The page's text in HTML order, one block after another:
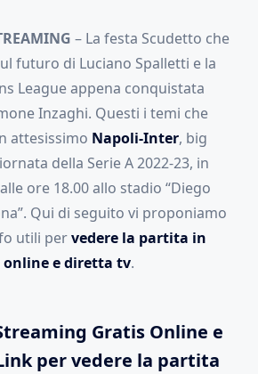
– La festa Scudetto che
futuro di Luciano Spalletti e la
League appena conquistata
Inzaghi. Questi i temi che
attesissimo Napoli-Inter, big
della Serie A 2022-23, in
ore 18.00 allo stadio “Diego
Qui di seguito vi proponiamo
utili pervedere la partita in
e diretta tv.
Gratis Online e
per vedere la partita